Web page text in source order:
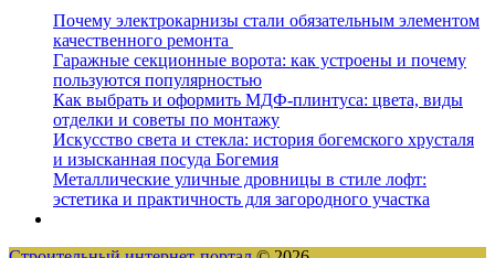
Почему электрокарнизы стали обязательным элементом
качественного ремонта
Гаражные секционные ворота: как устроены и почему
пользуются популярностью
Как выбрать и оформить МДФ-плинтуса: цвета, виды
отделки и советы по монтажу
Искусство света и стекла: история богемского хрусталя
и изысканная посуда Богемия
Металлические уличные дровницы в стиле лофт:
эстетика и практичность для загородного участка